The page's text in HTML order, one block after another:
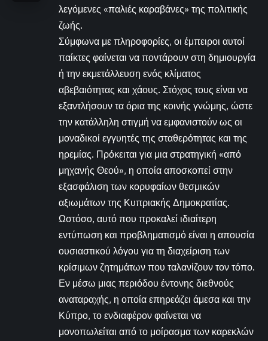
λεγόμενες «παλιές καραβάνες» της πολιτικής
ζωής.
Σύμφωνα με πληροφορίες, οι έμπειροι αυτοί
παίκτες φαίνεται να ποντάρουν στη δημιουργία
ή την εκμετάλλευση ενός κλίματος
αβεβαιότητας και χάους. Στόχος τους είναι να
εξαντλήσουν τα όρια της κοινής γνώμης, ώστε
την κατάλληλη στιγμή να εμφανιστούν ως οι
μοναδικοί εγγυητές της σταθερότητας και της
ηρεμίας. Πρόκειται για μια στρατηγική «από
μηχανής Θεού», η οποία αποσκοπεί στην
εξασφάλιση των κορυφαίων θεσμικών
αξιωμάτων της Κυπριακής Δημοκρατίας.
Ωστόσο, αυτό που προκαλεί ιδιαίτερη
εντύπωση και προβληματισμό είναι η απουσία
ουσιαστικού λόγου για τη διαχείριση των
κρίσιμων ζητημάτων που ταλανίζουν τον τόπο.
Εν μέσω μιας περιόδου έντονης διεθνούς
αναταραχής, η οποία επηρεάζει άμεσα και την
Κύπρο, το ενδιαφέρον φαίνεται να
μονοπωλείται από το μοίρασμα των καρεκλών